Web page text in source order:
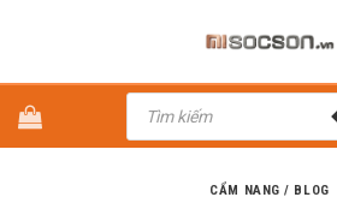
dung
Tìm
kiếm
phẩm
CẨM NANG / BLOG